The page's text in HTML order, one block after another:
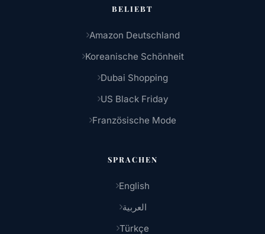
BELIEBT
Amazon Deutschland
Koreanische Schönheit
Dubai Shopping
US Black Friday
Französische Mode
SPRACHEN
English
العربية
Türkçe